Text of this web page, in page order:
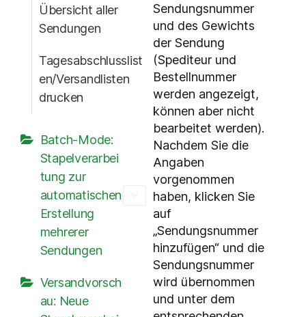
Übersicht aller
Sendungen
Tagesabschlusslist
en/Versandlisten
drucken
Batch-Mode:
Stapelverarbei
tung zur
automatischen
Erstellung
mehrerer
Sendungen
Versandvorsch
au: Neue
Sendungsnummer
und des Gewichts
der Sendung
(Spediteur und
Bestellnummer
werden angezeigt,
können aber nicht
bearbeitet werden).
Nachdem Sie die
Angaben
vorgenommen
haben, klicken Sie
auf
„Sendungsnummer
hinzufügen“ und die
Sendungsnummer
wird übernommen
und unter dem